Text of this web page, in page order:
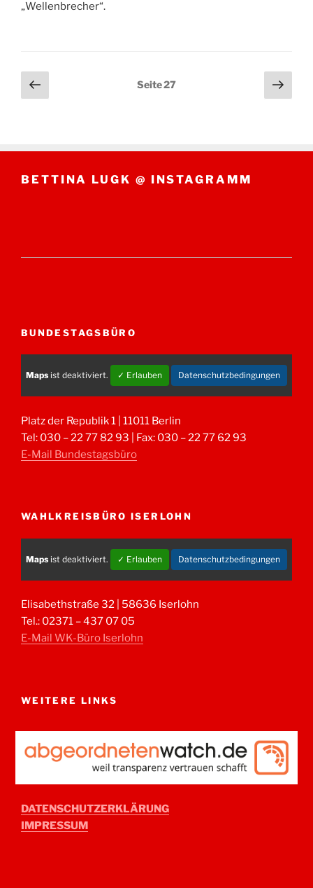
„Wellenbrecher“.
Seitennummerierung
der
Vorherige
Seite
Seite27
BETTINA LUGK @ INSTAGRAMM
BUNDESTAGSBÜRO
Maps ist deaktiviert. ✓ Erlauben Datenschutzbedingungen
Platz der Republik 1 | 11011 Berlin
Tel: 030 – 22 77 82 93 | Fax: 030 – 22 77 62 93
E-Mail Bundestagsbüro
WAHLKREISBÜRO ISERLOHN
Maps ist deaktiviert. ✓ Erlauben Datenschutzbedingungen
Elisabethstraße 32 | 58636 Iserlohn
Tel.: 02371 – 437 07 05
E-Mail WK-Büro Iserlohn
WEITERE LINKS
DATENSCHUTZERKLÄRUNG
IMPRESSUM